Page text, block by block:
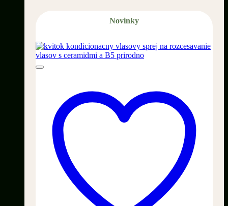
Novinky